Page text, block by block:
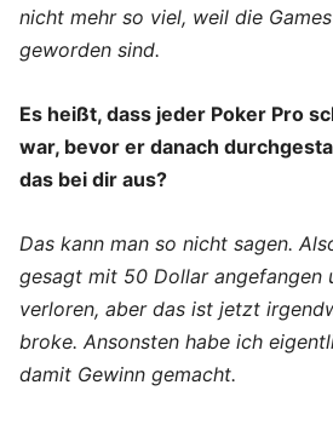
nicht mehr so viel, weil die
geworden sind.
Es heißt, dass jeder Poker Pro
war, bevor er danach
das bei dir aus?
Das kann man so nicht sagen.
gesagt mit 50 Dollar angefangen
verloren, aber das ist jetzt
broke. Ansonsten habe ich
damit Gewinn gemacht.